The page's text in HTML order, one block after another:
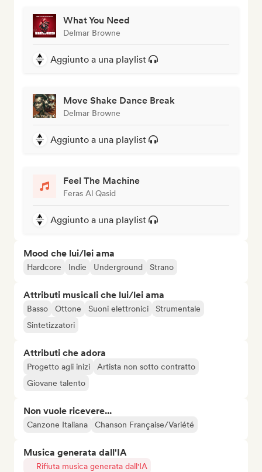
What You Need
Delmar Browne
Aggiunto a una playlist
Move Shake Dance Break
Delmar Browne
Aggiunto a una playlist
Feel The Machine
Feras Al Qasid
Aggiunto a una playlist
Mood che lui/lei ama
Hardcore Indie Underground Strano
Attributi musicali che lui/lei ama
Basso Ottone Suoni elettronici
Strumentale
Sintetizzatori
Attributi che adora
Progetto agli inizi
Artista non sotto contratto
Giovane talento
Non vuole ricevere...
Canzone Italiana Chanson Française/Variété
Musica generata dall'IA
Rifiuta musica generata dall'IA